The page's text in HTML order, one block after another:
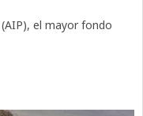
el mayor fondo